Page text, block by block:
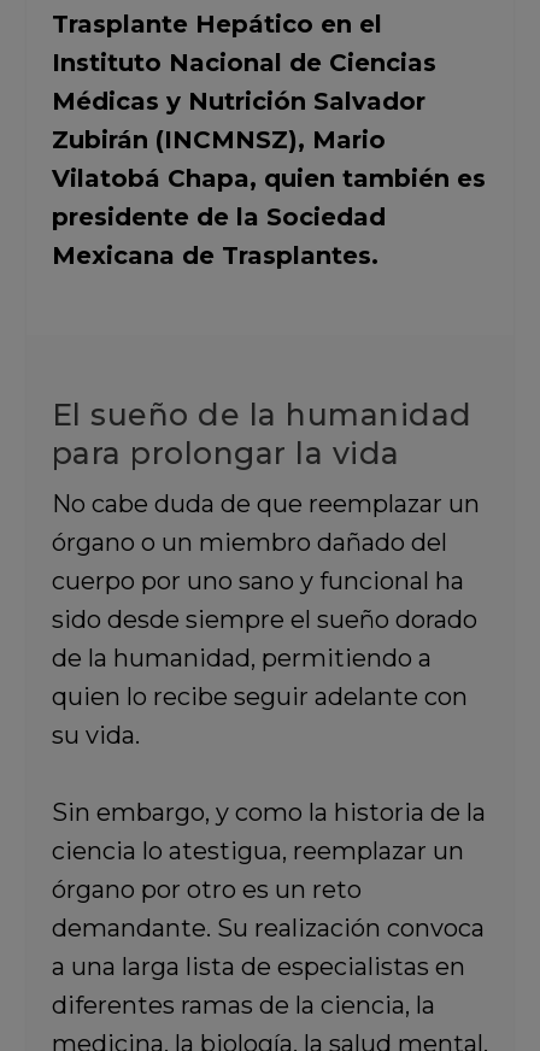
Trasplante Hepático en el
Instituto Nacional de Ciencias
Médicas y Nutrición Salvador
Zubirán (INCMNSZ), Mario
Vilatobá Chapa, quien también es
presidente de la Sociedad
Mexicana de Trasplantes.
El sueño de la humanidad
para prolongar la vida
No cabe duda de que reemplazar un
órgano o un miembro dañado del
cuerpo por uno sano y funcional ha
sido desde siempre el sueño dorado
de la humanidad, permitiendo a
quien lo recibe seguir adelante con
su vida.
Sin embargo, y como la historia de la
ciencia lo atestigua, reemplazar un
órgano por otro es un reto
demandante. Su realización convoca
a una larga lista de especialistas en
diferentes ramas de la ciencia, la
medicina, la biología, la salud mental,